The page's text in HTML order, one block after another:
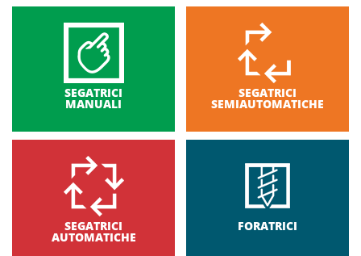
SEGATRICI
MANUALI
SEGATRICI
SEMIAUTOMATICHE
SEGATRICI
AUTOMATICHE
FORATRICI